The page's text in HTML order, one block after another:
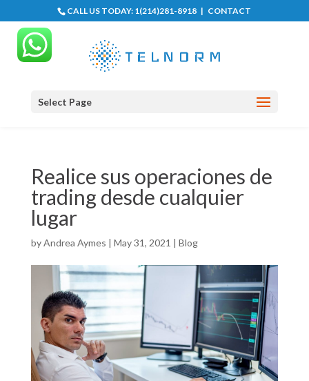
CALL US TODAY: 1(214)281-8918 | CONTACT
Select Page
Realice sus operaciones de
trading desde cualquier
lugar
byAndrea Aymes | May 31, 2021 | Blog